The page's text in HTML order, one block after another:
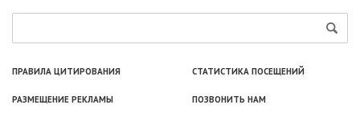
ПРАВИЛА ЦИТИРОВАНИЯ СТАТИСТИКА ПОСЕЩЕНИЙ
РАЗМЕЩЕНИЕ РЕКЛАМЫ ПОЗВОНИТЬ НАМ